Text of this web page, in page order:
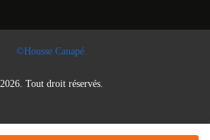
©Housse Canapé.
2026. Tout droit réservés.